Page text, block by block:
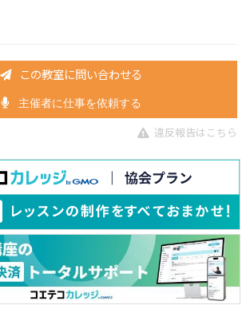
この教室に問い合わせる
主催者に仕事を依頼する
違反報告はこちら